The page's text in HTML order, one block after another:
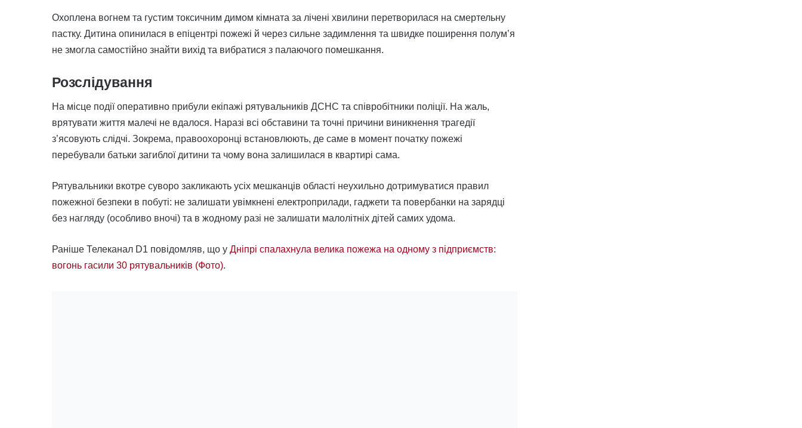
Охоплена вогнем та густим токсичним димом кімната за лічені хвилини перетворилася на смертельну
пастку. Дитина опинилася в епіцентрі пожежі й через сильне задимлення та швидке поширення полум’я
не змогла самостійно знайти вихід та вибратися з палаючого помешкання.
Розслідування
На місце події оперативно прибули екіпажі рятувальників ДСНС та співробітники поліції. На жаль,
врятувати життя малечі не вдалося. Наразі всі обставини та точні причини виникнення трагедії
з’ясовують слідчі. Зокрема, правоохоронці встановлюють, де саме в момент початку пожежі
перебували батьки загиблої дитини та чому вона залишилася в квартирі сама.
Рятувальники вкотре суворо закликають усіх мешканців області неухильно дотримуватися правил
пожежної безпеки в побуті: не залишати увімкнені електроприлади, гаджети та повербанки на зарядці
без нагляду (особливо вночі) та в жодному разі не залишати малолітніх дітей самих удома.
Раніше Телеканал D1 повідомляв, що у Дніпрі спалахнула велика пожежа на одному з підприємств:
вогонь гасили 30 рятувальників (Фото).